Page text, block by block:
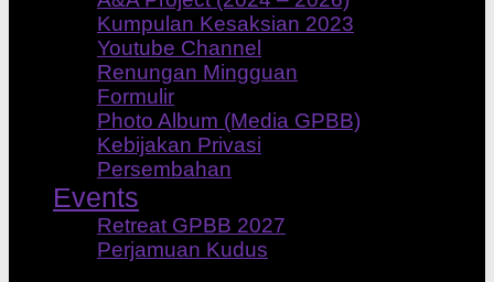
Kumpulan Kesaksian 2023
Youtube Channel
Renungan Mingguan
Formulir
Photo Album (Media GPBB)
Kebijakan Privasi
Persembahan
Events
Retreat GPBB 2027
Perjamuan Kudus